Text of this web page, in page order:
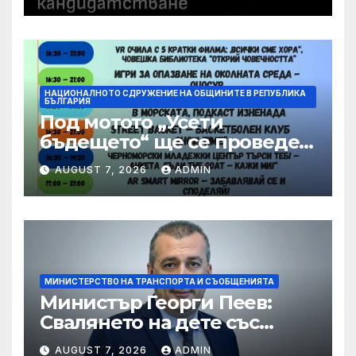
НАЦИОНАЛНОТО СДРУЖЕНИЕ НА ОБЩИНИТЕ В РЕПУБЛИКА
БЪЛГАРИЯ
Под мотото „Усети
бъдещето“ ще се проведе
шестото издание на
фестивала OPEN
BUZLUDZHA
AUGUST 7, 2026 ADMIN
МИНИСТЕРСТВО НА ТРАНСПОРТА И СЪОБЩЕНИЯТА
Министър Георги Пеев:
Свалянето на дете със
специални потребности от
AUGUST 7, 2026 ADMIN